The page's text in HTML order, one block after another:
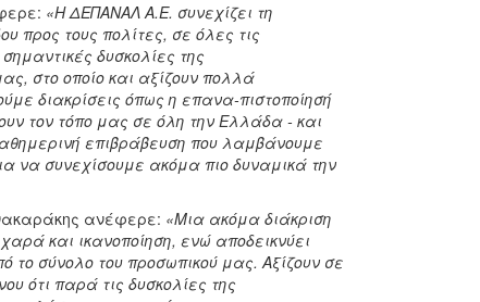
«Η ΔΕΠΑΝΑΛ Α.Ε. συνεχίζει τη
προς τους πολίτες, σε όλες τις
δυσκολίες της
στο οποίο και αξίζουν πολλά
διακρίσεις όπως η επανα-πιστοποίησή
τον τόπο μας σε όλη την Ελλάδα - και
επιβράβευση που λαμβάνουμε
να συνεχίσουμε ακόμα πιο δυναμικά την
ανέφερε: «Μια ακόμα διάκριση
και ικανοποίηση, ενώ αποδεικνύει
το σύνολο του προσωπικού μας. Αξίζουν σε
ότι παρά τις δυσκολίες της